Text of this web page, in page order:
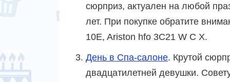
сюрприз, актуален на любой
лет. При покупке обратите
10E, Ariston hfo 3C21 W C X.
День в Спа-салоне. Крутой
двадцатилетней девушки.